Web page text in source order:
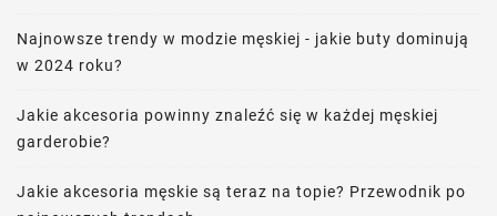
Najnowsze trendy w modzie męskiej - jakie buty dominują
w 2024 roku?
Jakie akcesoria powinny znaleźć się w każdej męskiej
garderobie?
Jakie akcesoria męskie są teraz na topie? Przewodnik po